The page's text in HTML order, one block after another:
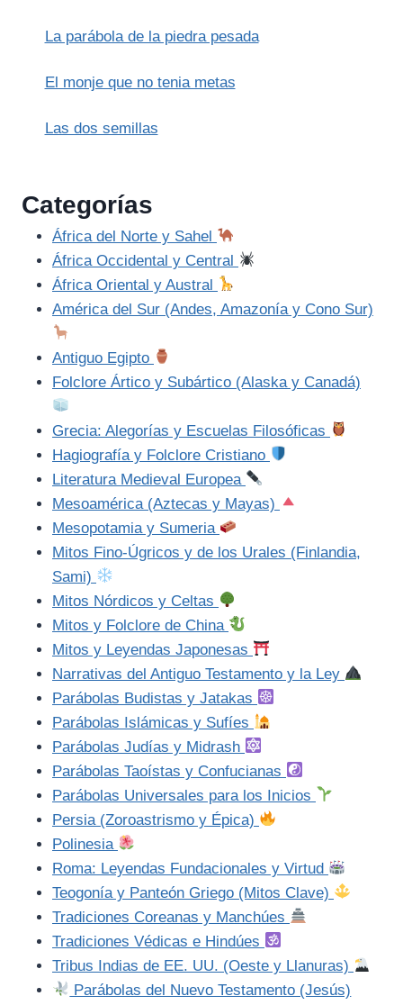
La parábola de la piedra pesada
El monje que no tenia metas
Las dos semillas
Categorías
África del Norte y Sahel
África Occidental y Central
África Oriental y Austral
América del Sur (Andes, Amazonía y Cono Sur)
Antiguo Egipto
Folclore Ártico y Subártico (Alaska y Canadá)
Grecia: Alegorías y Escuelas Filosóficas
Hagiografía y Folclore Cristiano
Literatura Medieval Europea
Mesoamérica (Aztecas y Mayas)
Mesopotamia y Sumeria
Mitos Fino-Úgricos y de los Urales (Finlandia,
Sami)
Mitos Nórdicos y Celtas
Mitos y Folclore de China
Mitos y Leyendas Japonesas
Narrativas del Antiguo Testamento y la Ley
Parábolas Budistas y Jatakas
Parábolas Islámicas y Sufíes
Parábolas Judías y Midrash
Parábolas Taoístas y Confucianas
Parábolas Universales para los Inicios
Persia (Zoroastrismo y Épica)
Polinesia
Roma: Leyendas Fundacionales y Virtud
Teogonía y Panteón Griego (Mitos Clave)
Tradiciones Coreanas y Manchúes
Tradiciones Védicas e Hindúes
Tribus Indias de EE. UU. (Oeste y Llanuras)
Parábolas del Nuevo Testamento (Jesús)